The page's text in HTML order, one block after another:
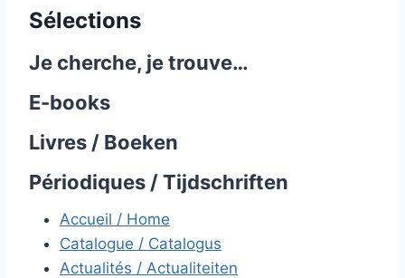
Sélections
Je cherche, je trouve…
E-books
Livres / Boeken
Périodiques / Tijdschriften
Accueil / Home
Catalogue / Catalogus
Actualités / Actualiteiten